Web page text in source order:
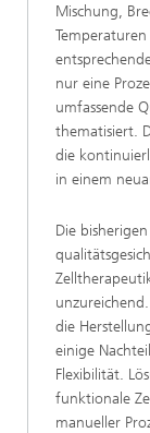
Mischung,
nur eine
umfassende
thematisiert.
die
in einem
Die
die
einige
Flexibilität.
funktionale
manueller